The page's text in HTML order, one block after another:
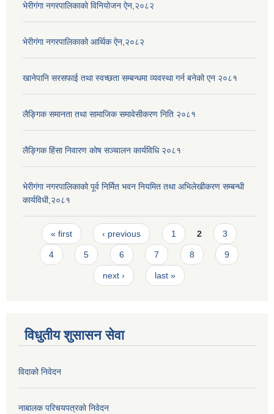
भेरीगंगा नगरपालिकाको विनियोजन ऐन,२०८२
भेरीगंगा नगरपालिकाको आर्थिक ऐन,२०८२
खानेपानि सरसफाई तथा स्वच्छता सम्बन्धमा व्यवस्था गर्न बनेको एन २०८१
लैङ्गिक समानता तथा सामाजिक समावेसीकरण निति २०८१
लैङ्गिक हिंसा निवारण कोष सञ्चालन कार्यविधि २०८१
भेरीगंगा नगरपालिकाको पूर्व निर्मित भवन नियमित तथा अभिलेखीकरण सम्बन्धी
कार्यविधी,२०८१
Pages
« first ‹ previous 1 2 3
4 5 6 7 8 9
next › last »
विधुतीय शुसासन सेवा
विदाको निवेदन
नाबालक परिचयपत्रकाे निवेदन